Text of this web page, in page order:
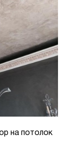
на потолок